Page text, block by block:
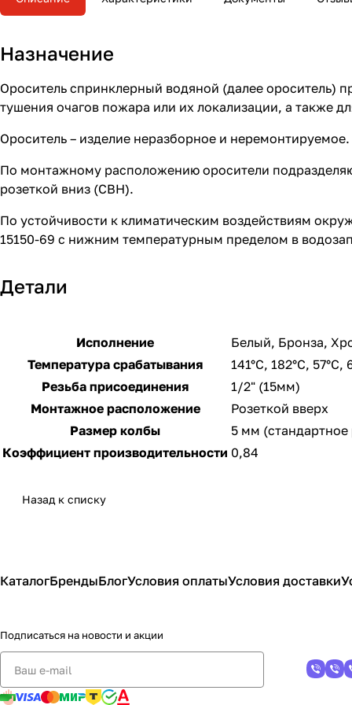
Назначение
Ороситель спринклерный водяной (далее ороситель)
тушения очагов пожара или их локализации, а также
Ороситель – изделие неразборное и неремонтируемое.
По монтажному расположению оросители
розеткой вниз (СВН).
По устойчивости к климатическим воздействиям
15150-69 с нижним температурным пределом в
Детали
Исполнение
Белый, Бронза,
Температура срабатывания
141°С, 182°С, 57°С,
Резьба присоединения
1/2" (15мм)
Монтажное расположение
Розеткой вверх
Размер колбы
5 мм (стандартное
Коэффициент производительности 0,84
Назад к списку
КаталогБрендыБлогУсловия оплатыУсловия доставки
Подписаться на новости и акции